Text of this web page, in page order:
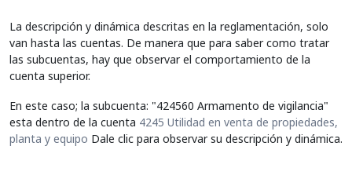
La descripción y dinámica descritas en la reglamentación, solo
van hasta las cuentas. De manera que para saber como tratar
las subcuentas, hay que observar el comportamiento de la
cuenta superior.
En este caso; la subcuenta: "424560 Armamento de vigilancia"
esta dentro de la cuenta 4245 Utilidad en venta de propiedades,
planta y equipo Dale clic para observar su descripción y dinámica.